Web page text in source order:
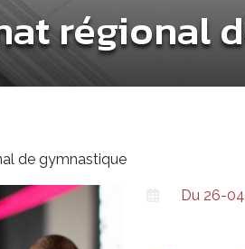
régional
de gymnastique
Du 26-